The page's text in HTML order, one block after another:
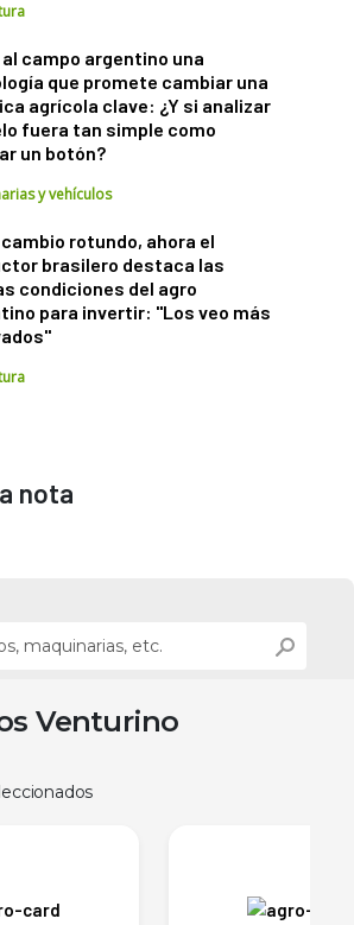
campo argentino una
que promete cambiar una
agrícola clave: ¿Y si analizar
fuera tan simple como
un botón?
y vehículos
cambio rotundo, ahora el
brasilero destaca las
condiciones del agro
para invertir: "Los veo más
nota
Venturino